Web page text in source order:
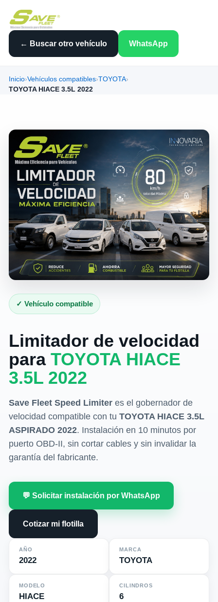
← Buscar otro vehículo WhatsApp
Inicio›Vehículos compatibles›TOYOTA›
TOYOTA HIACE 3.5L 2022
✓ Vehículo compatible
Limitador de velocidad
para TOYOTA HIACE
3.5L 2022
Save Fleet Speed Limiteres el gobernador de
velocidad compatible con tu TOYOTA HIACE 3.5L
ASPIRADO 2022. Instalación en 10 minutos por
puerto OBD-II, sin cortar cables y sin invalidar la
garantía del fabricante.
💬 Solicitar instalación por WhatsApp
Cotizar mi flotilla
AÑO
2022
MARCA
TOYOTA
MODELO
HIACE
CILINDROS
6